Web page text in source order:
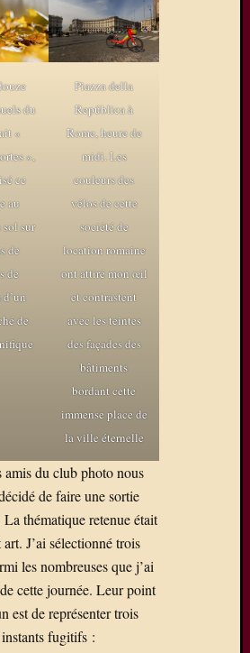
du
«
»,
ce
au
sur
de
de
de
Piazza della
República à
Rome, heure de
midi. Les
couleurs des
vélos de cette
société de
location romaine
ont attiré mon œil
et contrastent
avec les teintes
des façades des
bâtiments
bordant cette
immense place de
la ville éternelle
amis du club photo nous
de faire une sortie
La thématique retenue était
art. J’ai sélectionné trois
les nombreuses que j’ai
cette journée. Leur point
est de représenter trois
instants fugitifs :